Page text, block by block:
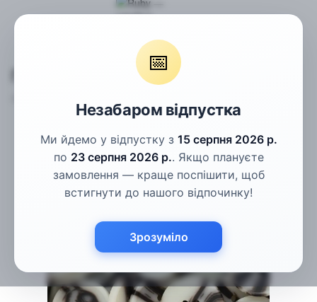
📅
Незабаром відпустка
Ми йдемо у відпустку з 15 серпня 2026 р.
по 23 серпня 2026 р.. Якщо плануєте
замовлення — краще поспішити, щоб
встигнути до нашого відпочинку!
Зрозуміло
Пальтові гудзики Гудзики білі рогові 25мм
Гудзики білі рогові 25мм